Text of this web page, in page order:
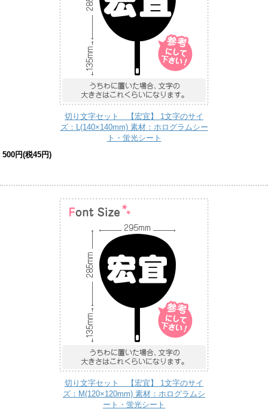
切り文字セット 【宏宜】 1文字のサイ
ズ：L(140×140mm) 素材：ホログラムシー
ト・蛍光シート
500円(税45円)
切り文字セット 【宏宜】 1文字のサイ
ズ：M(120×120mm) 素材：ホログラムシ
ート・蛍光シート